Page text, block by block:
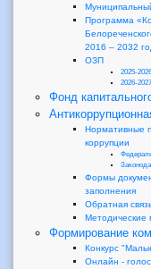
Программа
2016 – 2032
ОЗП
2025-2026
2026-2027
Фонд
Нормативные
коррупции
Формы
заполнения
Обратная
Методические
Формирование
Конкурс
Онлайн -